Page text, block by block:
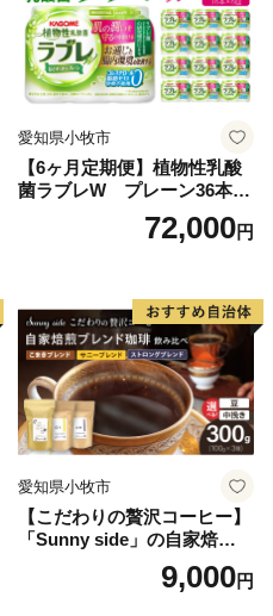
愛知県小牧市
【6ヶ月定期便】植物性乳酸
菌ラブレW プレーン36本
72,000円
愛知県小牧市
【こだわりの贅沢コーヒー】
「Sunny side」の自家焙煎珈
琲ブレンド珈琲飲み比べセッ
9,000円